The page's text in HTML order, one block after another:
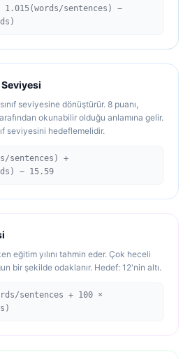
1.015(words/sentences) −
seviyesine dönüştürür. 8 puanı,
okunabilir olduğu anlamına gelir.
seviyesini hedeflemelidir.
sentences) +
− 15.59
eğitim yılını tahmin eder. Çok heceli
bir şekilde odaklanır. Hedef: 12'nin altı.
sentences + 100 ×